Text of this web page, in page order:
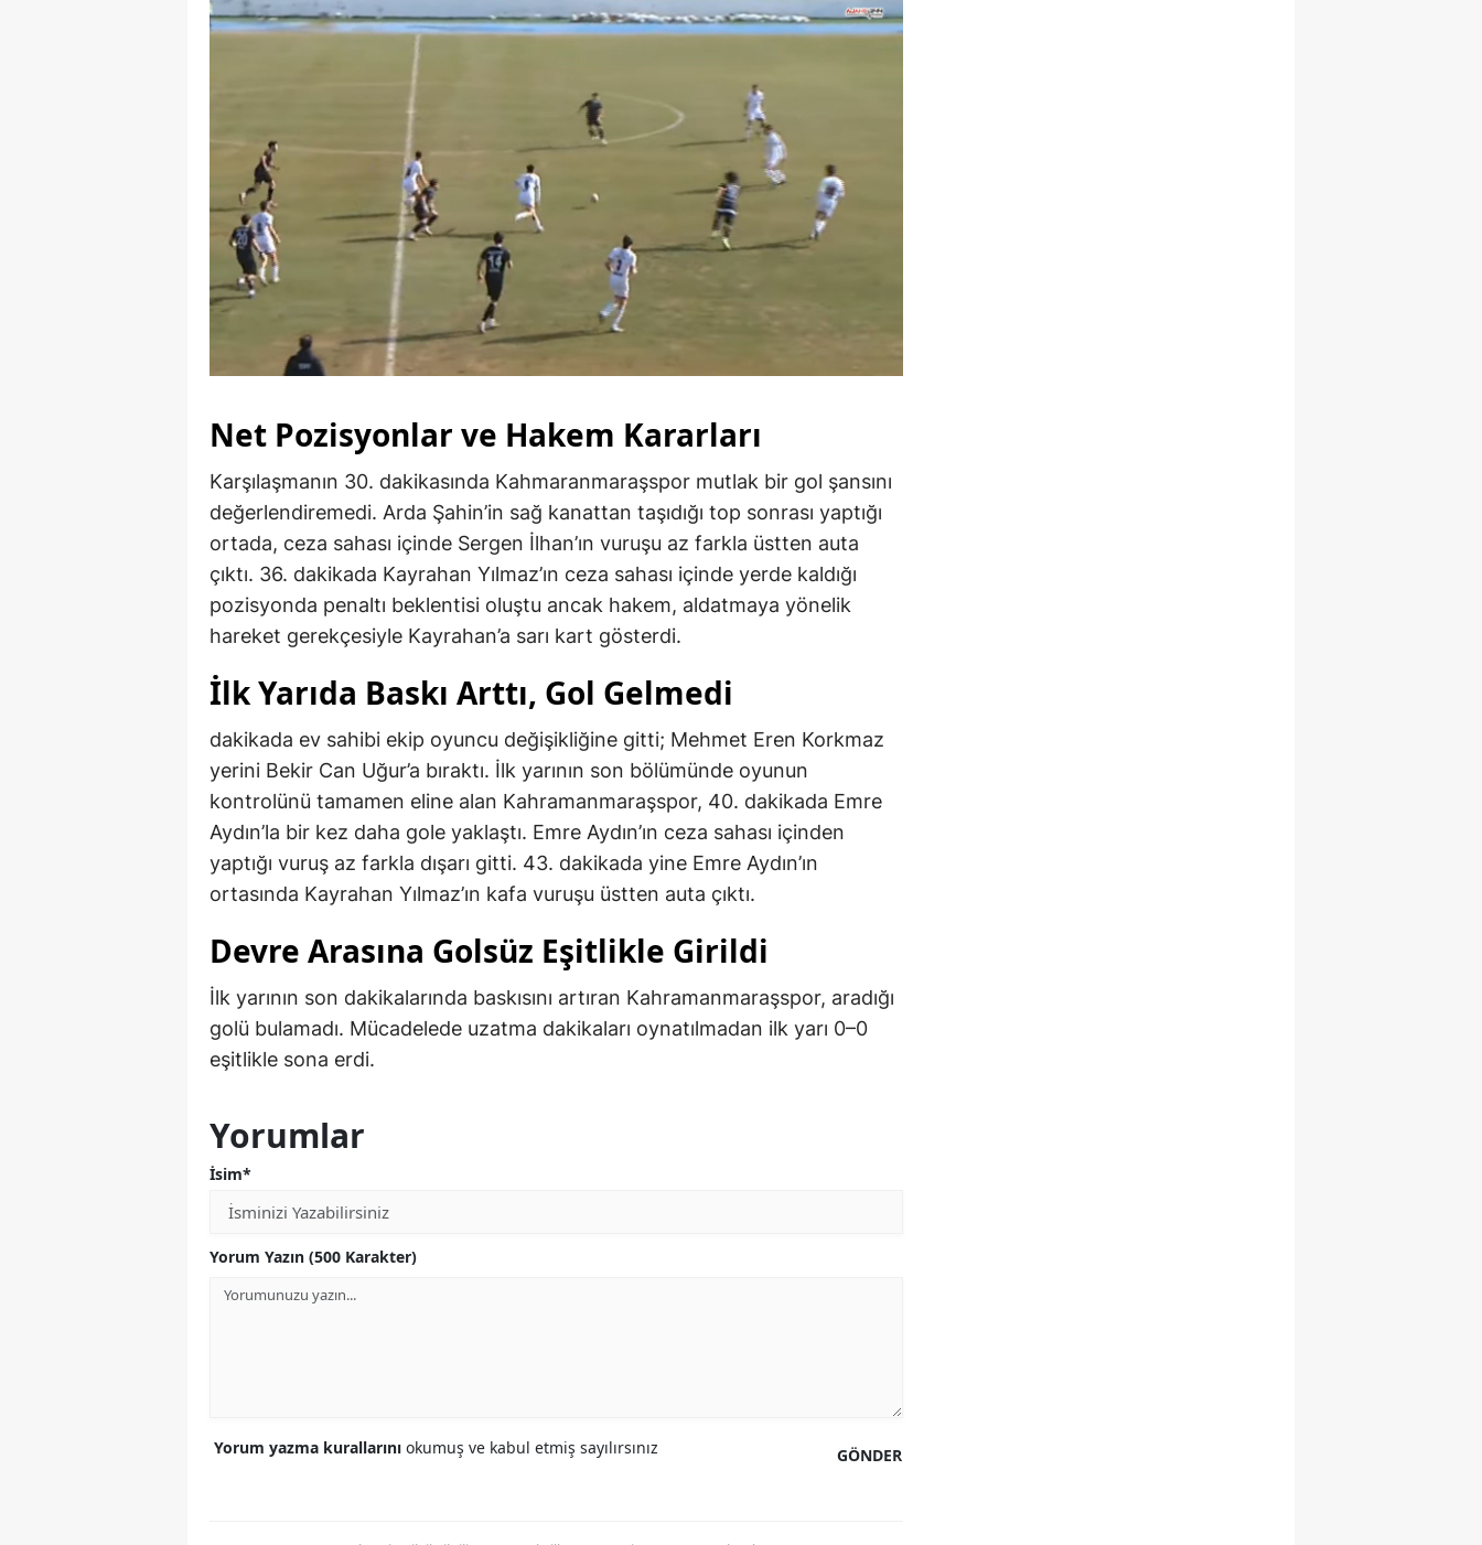
Net Pozisyonlar ve Hakem Kararları
Karşılaşmanın 30. dakikasında Kahmaranmaraşspor mutlak bir gol şansını
değerlendiremedi. Arda Şahin’in sağ kanattan taşıdığı top sonrası yaptığı
ortada, ceza sahası içinde Sergen İlhan’ın vuruşu az farkla üstten auta
çıktı. 36. dakikada Kayrahan Yılmaz’ın ceza sahası içinde yerde kaldığı
pozisyonda penaltı beklentisi oluştu ancak hakem, aldatmaya yönelik
hareket gerekçesiyle Kayrahan’a sarı kart gösterdi.
İlk Yarıda Baskı Arttı, Gol Gelmedi
dakikada ev sahibi ekip oyuncu değişikliğine gitti; Mehmet Eren Korkmaz
yerini Bekir Can Uğur’a bıraktı. İlk yarının son bölümünde oyunun
kontrolünü tamamen eline alan Kahramanmaraşspor, 40. dakikada Emre
Aydın’la bir kez daha gole yaklaştı. Emre Aydın’ın ceza sahası içinden
yaptığı vuruş az farkla dışarı gitti. 43. dakikada yine Emre Aydın’ın
ortasında Kayrahan Yılmaz’ın kafa vuruşu üstten auta çıktı.
Devre Arasına Golsüz Eşitlikle Girildi
İlk yarının son dakikalarında baskısını artıran Kahramanmaraşspor, aradığı
golü bulamadı. Mücadelede uzatma dakikaları oynatılmadan ilk yarı 0–0
eşitlikle sona erdi.
Yorumlar
İsim*
Yorum Yazın (500 Karakter)
GÖNDER
Yorum yazma kurallarını okumuş ve kabul etmiş sayılırsınız